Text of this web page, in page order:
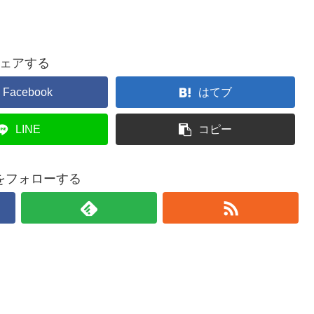
アする
Facebook はてブ
LINE コピー
フォローする